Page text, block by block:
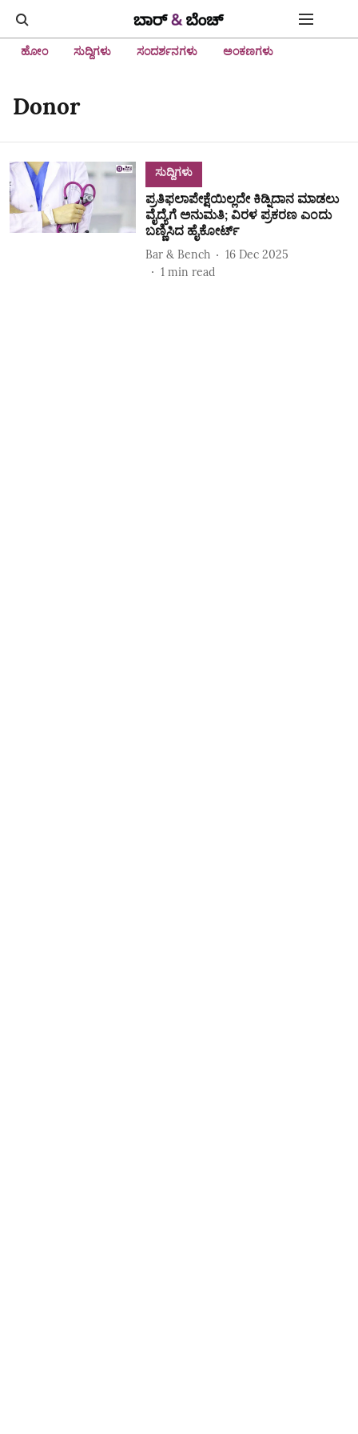
ಹೋಂ ಸುದ್ದಿಗಳು ಸಂದರ್ಶನಗಳು ಅಂಕಣಗಳು
Donor
ಸುದ್ದಿಗಳು
ಪ್ರತಿಫಲಾಪೇಕ್ಷೆಯಿಲ್ಲದೇ ಕಿಡ್ನಿದಾನ ಮಾಡಲು
ವೈದ್ಯೆಗೆ ಅನುಮತಿ; ವಿರಳ ಪ್ರಕರಣ ಎಂದು
ಬಣ್ಣಿಸಿದ ಹೈಕೋರ್ಟ್‌
Bar & Bench
16 Dec 2025
1 min read